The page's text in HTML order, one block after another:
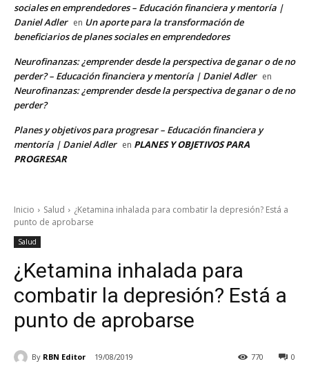
sociales en emprendedores – Educación financiera y mentoría |
Daniel Adler en Un aporte para la transformación de
beneficiarios de planes sociales en emprendedores
Neurofinanzas: ¿emprender desde la perspectiva de ganar o de no
perder? – Educación financiera y mentoría | Daniel Adler en
Neurofinanzas: ¿emprender desde la perspectiva de ganar o de no
perder?
Planes y objetivos para progresar – Educación financiera y
mentoría | Daniel Adler en PLANES Y OBJETIVOS PARA
PROGRESAR